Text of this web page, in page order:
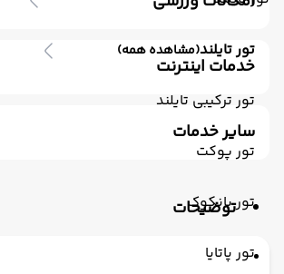
تور تایلند(مشاهده همه)
تور ترکیبی تایلند
تور پوکت
تور بانکوک
تور پاتایا
رستوران فضای باز
مینی بار رایگان
کافی شاپ
خشکشویی
صندوق
کافی شاپ فضای باز
ورزش های آبی (موتوری)
اجاره خدمات اینترنت
اینترنت بیسیم رایگان در لابی
اینترنت بیسیم رایگان در اتاقها
سایر خدمات
ترانسفر رفت (استقبال)
توضیحات